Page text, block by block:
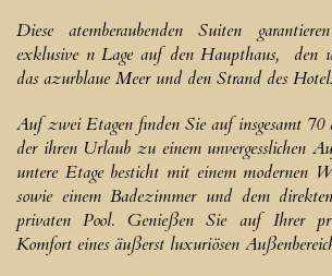
Diese atemberaubenden Suiten
exklusive n Lage auf den Haupthaus, den
das azurblaue Meer und den Strand des
Auf zwei Etagen finden Sie auf insgesamt
der ihren Urlaub zu einem unvergesslichen
untere Etage besticht mit einem modernen
sowie einem Badezimmer und dem
privaten Pool. Genießen Sie auf Ihrer
Komfort eines äußerst luxuriösen